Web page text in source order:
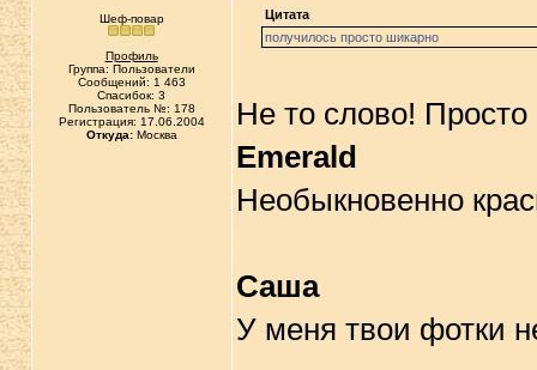
Шеф-повар
Профиль
Группа: Пользователи
Сообщений: 1 463
Спасибок: 3
Пользователь №: 178
Регистрация: 17.06.2004
Откуда:Москва
Цитата
получилось просто шикарно
Не то слово!
Emerald
Необыкновенно
Саша
У меня твои фотки